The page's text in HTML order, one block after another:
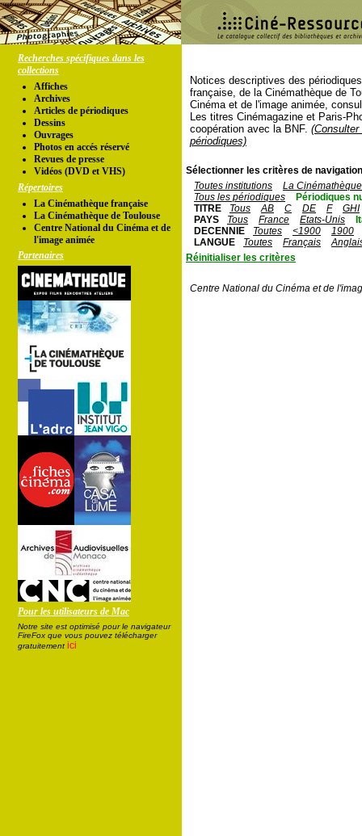
Recherches spécifiques dans les
collections
Affiches
Archives
Articles de périodiques
Dessins
Ouvrages
Photos en accés réservé
Revues de presse
Vidéos (DVD et VHS)
Répertoires
La Cinémathèque française
La Cinémathèque de Toulouse
Centre National du Cinéma et de
l'image animée
Partenaires
Pour les utilisateurs de Mac
Notre site est optimisé pour le navigateur
FireFox que vous pouvez télécharger
gratuitement ici
Notices descriptives des
française, de la Cinémathèque de
Cinéma et de l'image animée,
Les titres Cinémagazine et Paris-
coopération avec la BNF.
périodiques)
Sélectionner les critères de
Toutes institutions
La
Tous les périodiques
Périodiques
TITRE
Tous AB C DE F
GHI
PAYS
Tous France Etats-Unis
DECENNIE
Toutes <1900
1900
LANGUE
Toutes Français
Réinitialiser les critères
Centre National du Cinéma et de